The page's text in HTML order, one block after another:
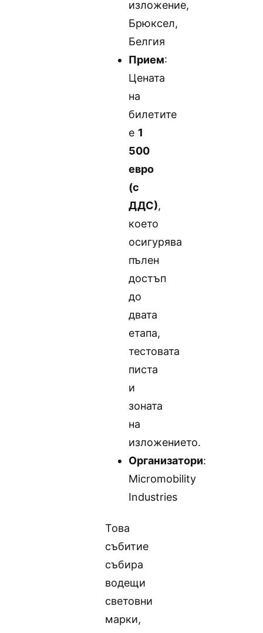
изложение,
Брюксел,
Белгия
Прием:
Цената
на
билетите
е 1
500
евро
(с
ДДС),
което
осигурява
пълен
достъп
до
двата
етапа,
тестовата
писта
и
зоната
на
изложението.
Организатори:
Micromobility
Industries
Това
събитие
събира
водещи
световни
марки,